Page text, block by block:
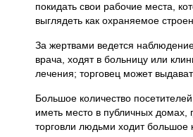
покидать свои рабочие места,
выглядеть как охраняемое
За жертвами ведется
врача, ходят в больницу или
лечения; торговец может
Большое количество
иметь место в публичных домах,
торговли людьми ходит большое